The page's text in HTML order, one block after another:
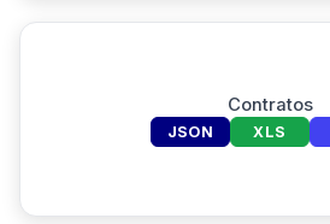
Contratos
JSON XLS